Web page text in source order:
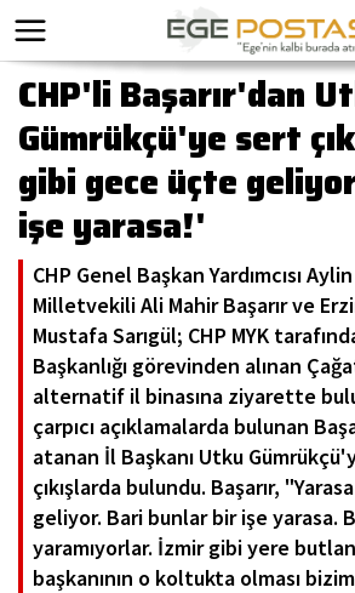
CHP'li Başarır'dan
Gümrükçü'ye sert
gibi gece üçte
işe yarasa!'
CHP Genel Başkan Yardımcısı
Milletvekili Ali Mahir Başarır ve
Mustafa Sarıgül; CHP MYK
Başkanlığı görevinden alınan
alternatif il binasına ziyarette
çarpıcı açıklamalarda bulunan
atanan İl Başkanı Utku
çıkışlarda bulundu. Başarır,
geliyor. Bari bunlar bir işe yarasa.
yaramıyorlar. İzmir gibi yere
başkanının o koltukta olması